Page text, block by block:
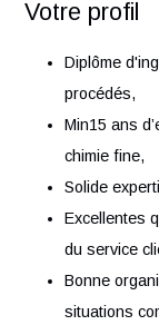
Rédiger
qualité des
Votre profil
Diplôme
procédés,
Min15 ans
chimie